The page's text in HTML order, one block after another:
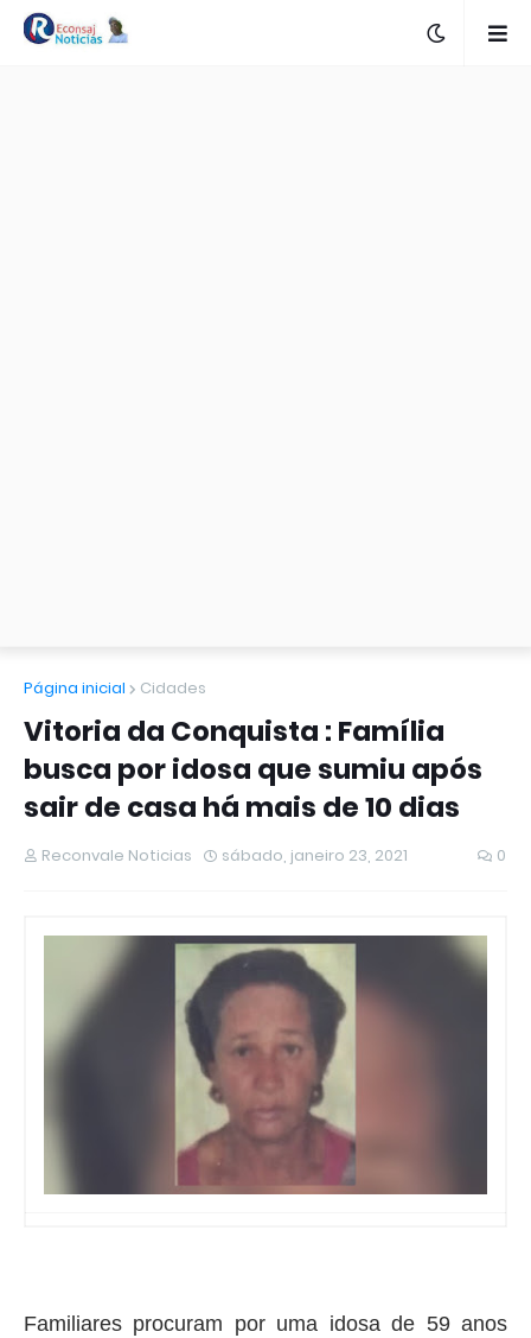
Página inicial Cidades
Vitoria da Conquista : Família
busca por idosa que sumiu após
sair de casa há mais de 10 dias
Reconvale Noticias sábado, janeiro 23, 2021 0
Familiares procuram por uma idosa de 59 anos